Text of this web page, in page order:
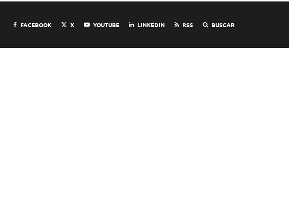
FACEBOOK X YOUTUBE LINKEDIN RSS BUSCAR